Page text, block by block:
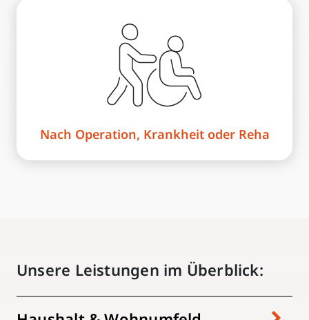
Nach Operation, Krankheit oder Reha
Unsere Leistungen im Überblick: